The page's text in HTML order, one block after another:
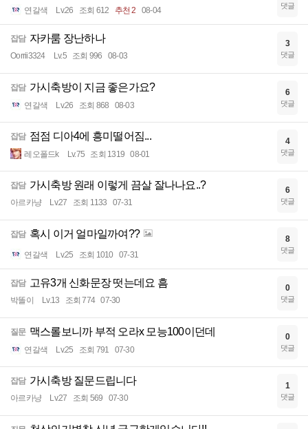
연갈색 Lv.26 조회 612 추천 2 08-04 댓글
잡담 자카룸 장난하나
Oorrii3324 Lv.5 조회 996 08-03
3
댓글
잡담 가시축방이 지금 좋은가요?
연갈색 Lv.26 조회 868 08-03
6
댓글
잡담 점점 디아4에 흥미떨어짐...
레오폴드k Lv.75 조회 1319 08-01
4
댓글
잡담 가시축방 원래 이렇게 끔살 잘나나요..?
아르카냥 Lv.27 조회 1133 07-31
6
댓글
잡담 혹시 이거 얼마일까여??
연갈색 Lv.25 조회 1010 07-31
8
댓글
잡담 고유3개 신화문장 떳는데요 흠
박똘이 Lv.13 조회 774 07-30
0
댓글
질문 맥스롤보니까 부적 오라x 모능100이던데
연갈색 Lv.25 조회 791 07-30
0
댓글
잡담 가시축방 질문드립니다
아르카냥 Lv.27 조회 569 07-30
1
댓글